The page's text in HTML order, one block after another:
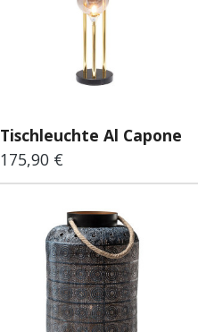
Tischleuchte Al Capone
Regulärer Preis:
175,90 €